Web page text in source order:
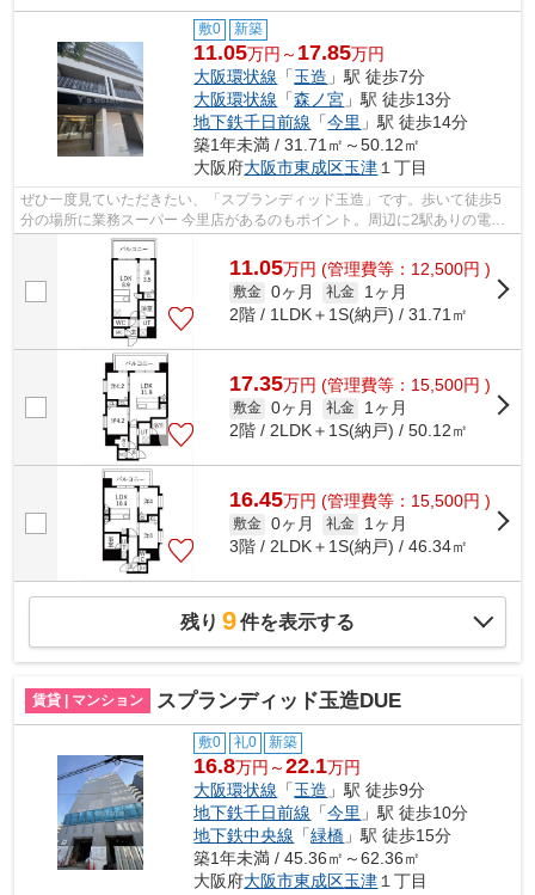
敷0 新築
11.05万円～ 17.85万円
大阪環状線 「玉造 」駅 徒歩7分
大阪環状線 「森ノ宮 」駅 徒歩13分
地下鉄千日前線 「今里 」駅 徒歩14分
築1年未満 / 31.71㎡～50.12㎡
大阪府大阪市東成区玉津 １丁目
ぜひ一度見ていただきたい、「スプランディッド玉造」です。歩いて徒歩5
分の場所に業務スーパー 今里店があるのもポイント。周辺に2駅ありの電車
通勤しやすい物件です。通風良好で陽の...
11.05万円 (管理費等：12,500円 )
敷金 0ヶ月 礼金
1ヶ月
2階 / 1LDK＋1S(納戸) / 31.71㎡
17.35万円 (管理費等：15,500円 )
敷金 0ヶ月 礼金
1ヶ月
2階 / 2LDK＋1S(納戸) / 50.12㎡
16.45万円 (管理費等：15,500円 )
敷金 0ヶ月 礼金
1ヶ月
3階 / 2LDK＋1S(納戸) / 46.34㎡
残り 9件を表示する
賃貸 | マンション スプランディッド玉造DUE
敷0 礼0 新築
16.8万円～22.1万円
大阪環状線 「玉造 」駅 徒歩9分
地下鉄千日前線 「今里 」駅 徒歩10分
地下鉄中央線 「緑橋 」駅 徒歩15分
築1年未満 / 45.36㎡～62.36㎡
大阪府大阪市東成区玉津 １丁目